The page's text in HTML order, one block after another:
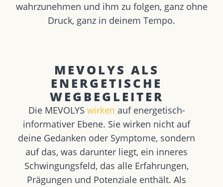
wahrzunehmen und ihm zu folgen, ganz ohne
Druck, ganz in deinem Tempo.
MEVOLYS ALS
ENERGETISCHE
WEGBEGLEITER
Die MEVOLYS wirken auf energetisch-
informativer Ebene. Sie wirken nicht auf
deine Gedanken oder Symptome, sondern
auf das, was darunter liegt, ein inneres
Schwingungsfeld, das alle Erfahrungen,
Prägungen und Potenziale enthält. Als